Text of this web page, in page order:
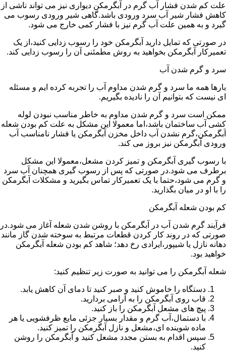
علت کم شدن فشار آب گرم در آبگرمکن دیواری نیز می تواند ناشی از
کاهش فشار شیر آب سرد ورودی باشد.گاهی شیر ورودی رسوب می
گیرد و به همین علت آب گرم نیز با فشار کمی خارج می شود.
در صورتی که تمایل دارید آبگرمکن خود را رسوب زدایی کنید،از یک
تعمیرکار آبگرمکن بخواهید به روش مطمئنی آن را رسوب زدایی کند.
سرد و گرم شدن آب
بارها همه ما سرد و گرم شدن مداوم آب را تجربه کرده ایم و مسئله
ای نیست که بتوانیم آن را نادیده بگیریم.
ممکن است سرد و گرم شدن مداوم به خاطر مناسب نبودن لوله
کشی آب ساختمان باشد،اما معمولا این مشکل به علت کم بودن شعله
آبگرمکن،گرم نشدن آب داخل مخزن آبگرمکن یا فشار نامناسب آب
ورودی آبگرمکن نیز بروز می کند.
با رسوب گیری آبگرمکن و تمیز کردن مشعل،معمولا این مشکل
برطرف می شود.در صورتی که پس از رسوب گیری همچنان آب سرد
و گرم می شود،حتما با یک تعمیرکار تماس بگیرید و مشکلات آبگرمکن
را با او در میان بگذارید.
کم بودن شعله آبگرمکن
فرآیند گرم شدن آب در آبگرمکن با روشن شدن شعله آغاز می شود.در
صورتی که در روند کار کردن قطعات مرتبط به سوخته شدن گاز مانند
دهانه نازل یا شیپور،ایرادی رخ دهد؛ شاهد کم بودن شعله آبگرمکن
خواهید بود.
شعله آبگرمکن را می توانید به صورت زیر تنظیم کنید:
دستگاه را خاموش کنید و صبر کنید تا دمای آن کاهش یابد.
قاب روی آبگرمکن را به آرامی بردارید.
پیچ های مشعل آبگرمکن را باز کنید.
با دستمال،آب گرم و مقدار بسیار جزئی مایع ظرفشویی یا هر
ماده شوینده ای،مشعل و نازل آبگرمکن را تمیز کنید.
سپس اقدام به بستن مجدد مشعل کنید و آبگرمکن را روشن
کنید.